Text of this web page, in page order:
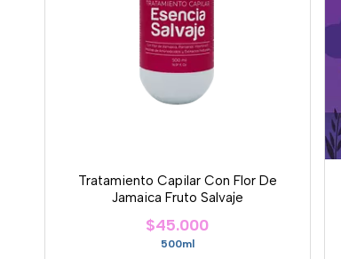
Tratamiento Capilar Con Flor De
Jamaica Fruto Salvaje
$45.000
500ml